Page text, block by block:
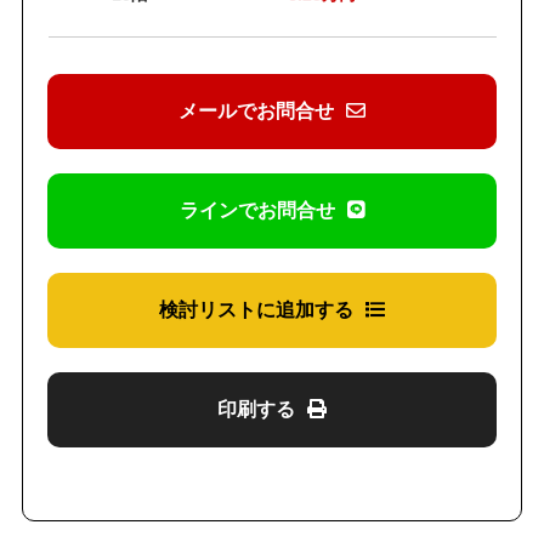
メールでお問合せ
ラインでお問合せ
検討リストに追加する
印刷する